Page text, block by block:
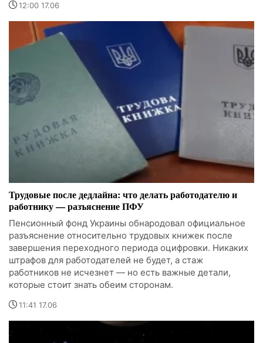
12:00 17.06
Трудовые после дедлайна: что делать работодателю и
работнику — разъяснение ПФУ
Пенсионный фонд Украины обнародовал официальное
разъяснение относительно трудовых книжек после
завершения переходного периода оцифровки. Никаких
штрафов для работодателей не будет, а стаж
работников не исчезнет — но есть важные детали,
которые стоит знать обеим сторонам.
11:41 17.06